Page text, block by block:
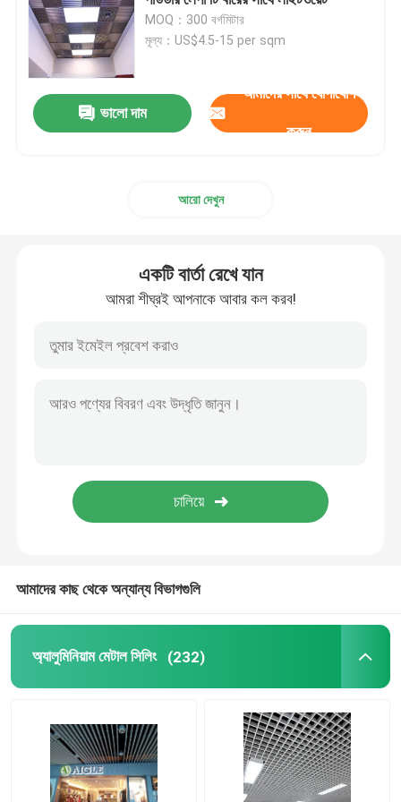
অ্যালুমিনিয়াম মেটাল সিলিং
মেটাল সিলিং টাইলস
কম্পোজিট স্যান্ডউইচ প্যানেল
ছিদ্রযুক্ত ধাতু প্যানেল
জাল সিলিং প্যানেল
সাসপেন্ডেড সিলিং আনুষাঙ্গিক
অ্যালুমিনিয়াম সান লুভার
MOQ：300 বর্গমিটার
মূল্য：US$4.5-15 per sqm
ভালো দাম
আমাদের সাথে যোগাযোগ
করুন
আরো দেখুন
একটি বার্তা রেখে যান
আমরা শীঘ্রই আপনাকে আবার কল করব!
আমাদের কাছ থেকে অন্যান্য বিভাগগুলি
অ্যালুমিনিয়াম মেটাল সিলিং (232)